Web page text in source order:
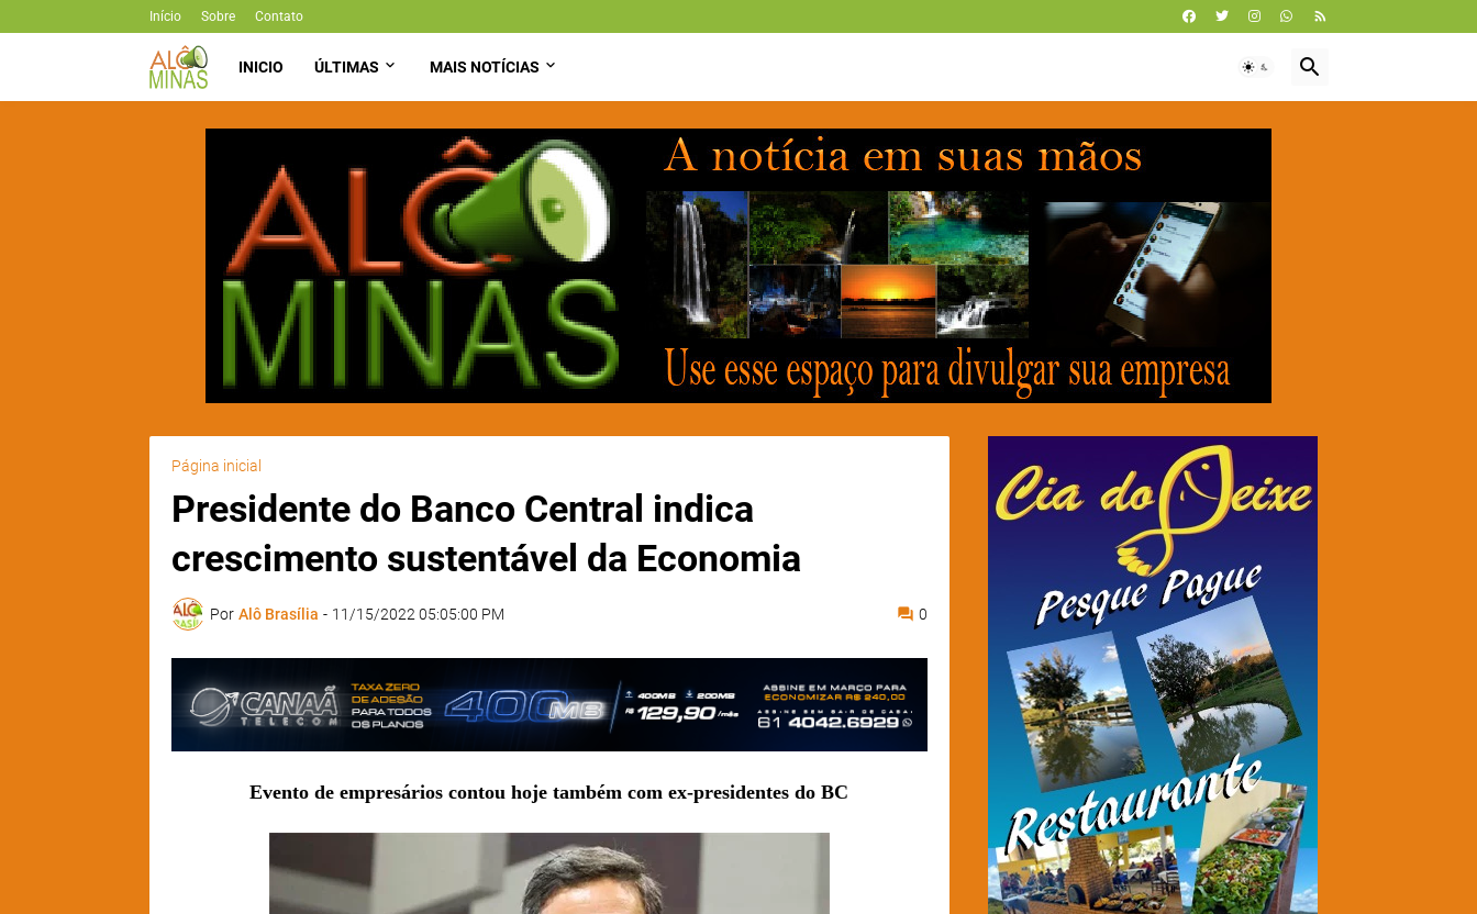
Início Sobre Contato
INICIO ÚLTIMAS MAIS NOTÍCIAS
Página inicial
Presidente do Banco Central indica
crescimento sustentável da Economia
Por Alô Brasília - 11/15/2022 05:05:00 PM 0
Evento de empresários contou hoje também com ex-presidentes do BC